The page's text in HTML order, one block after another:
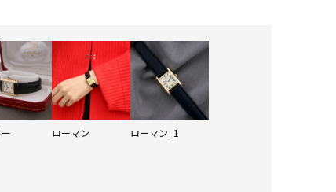
ローマン ローマン_1